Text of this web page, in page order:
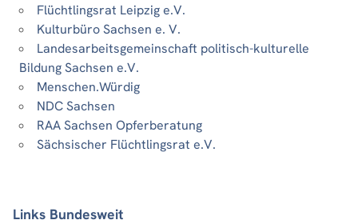
Flüchtlingsrat Leipzig e.V.
Kulturbüro Sachsen e. V.
Landesarbeitsgemeinschaft politisch-kulturelle
Bildung Sachsen e.V.
Menschen.Würdig
NDC Sachsen
RAA Sachsen Opferberatung
Sächsischer Flüchtlingsrat e.V.
Links Bundesweit